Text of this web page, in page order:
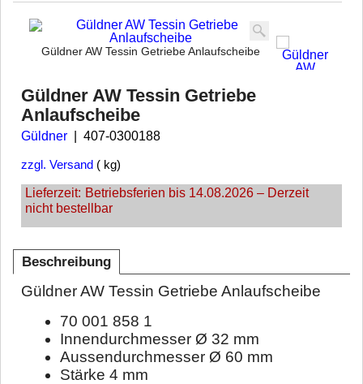
Güldner AW Tessin Getriebe Anlaufscheibe
Güldner AW Tessin Getriebe
Anlaufscheibe
Güldner 407-0300188
zzgl. Versand kg
Lieferzeit: Betriebsferien bis 14.08.2026 – Derzeit
nicht bestellbar
Beschreibung
Güldner AW Tessin Getriebe Anlaufscheibe
70 001 858 1
Innendurchmesser Ø 32 mm
Aussendurchmesser Ø 60 mm
Stärke 4 mm